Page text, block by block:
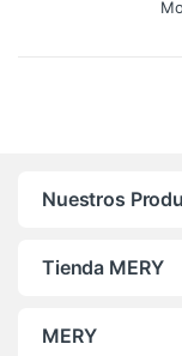
Nuestros
Tienda MERY
MERY